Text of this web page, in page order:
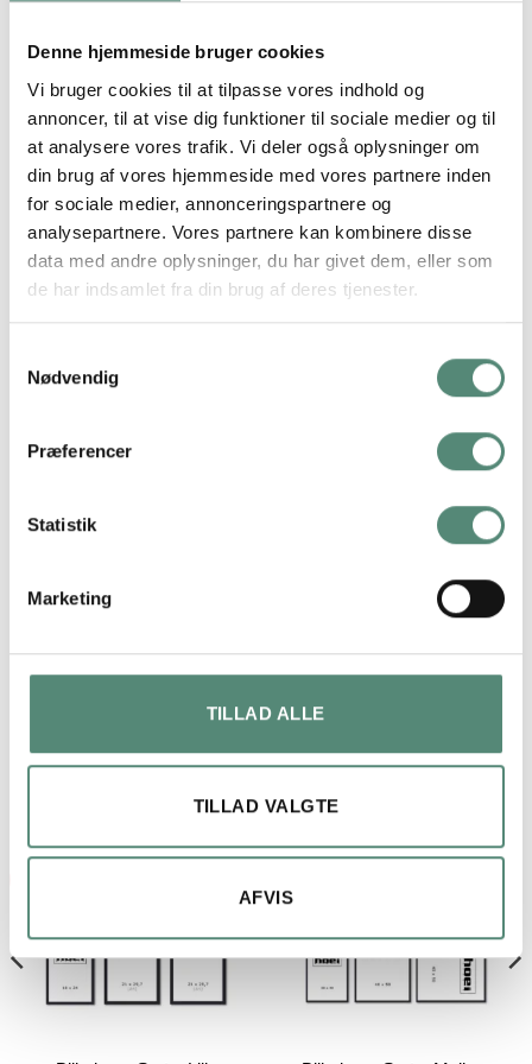
Denne hjemmeside bruger cookies
Vi bruger cookies til at tilpasse vores indhold og
annoncer, til at vise dig funktioner til sociale medier og til
at analysere vores trafik. Vi deler også oplysninger om
din brug af vores hjemmeside med vores partnere inden
for sociale medier, annonceringspartnere og
analysepartnere. Vores partnere kan kombinere disse
data med andre oplysninger, du har givet dem, eller som
de har indsamlet fra din brug af deres tjenester.
Nødvendig
Præferencer
Statistik
Marketing
TILLAD ALLE
TILLAD VALGTE
AFVIS
ANMELDELSER
FREMRAGENDE
På basis af49 anmeldelser
lene bach
Hurtig levering og perfekt produkt.